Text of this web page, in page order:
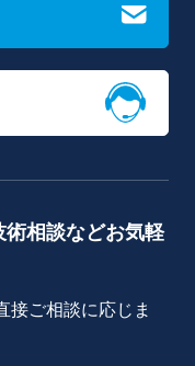
相談などお気軽
接ご相談に応じま